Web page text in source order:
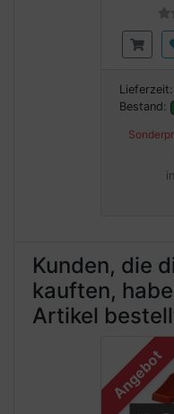
Lieferzeit:
Bestand:
Kunden, die
kauften,
Artikel
Angebot